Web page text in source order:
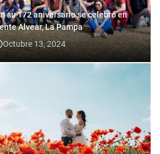
su 172 aniversario se celebró en
Alvear, La Pampa
Octubre 13, 2024